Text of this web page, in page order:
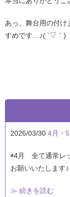
あっ、舞台用の付け
すめです…♪( ´▽｀)
2026/03/30 4月・
◉4月 全て通常レ
お願いいたします♪
≫ 続きを読む